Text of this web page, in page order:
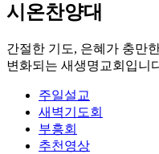
시온찬양대
간절한 기도, 은혜가 충만
변화되는 새생명교회입니
주일설교
새벽기도회
부흥회
추천영상